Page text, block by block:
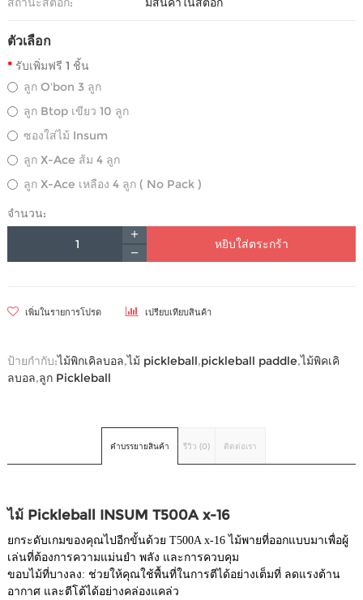
ตัวเลือก
รับเพิ่มฟรี 1 ชิ้น
ลูก O'bon 3 ลูก
ลูก Btop เขียว 10 ลูก
ซองใส่ไม้ Insum
ลูก X-Ace ส้ม 4 ลูก
ลูก X-Ace เหลือง 4 ลูก ( No Pack )
จำนวน:
หยิบใส่ตระกร้า
เพิ่มในรายการโปรด เปรียบเทียบสินค้า
ป้ายกำกับ:ไม้พิกเคิลบอล,ไม้ pickleball,pickleball paddle,ไม้พิคเคิ
ลบอล,ลูก Pickleball
คำบรรยายสินค้า รีวิว (0) ติดต่อเรา
ไม้ Pickleball INSUM T500A x-16
ยกระดับเกมของคุณไปอีกขั้นด้วย T500A x-16 ไม้พายที่ออกแบบมาเพื่อผู้
เล่นที่ต้องการความแม่นยำ พลัง และการควบคุม
ขอบไม้ที่บางลง: ช่วยให้คุณใช้พื้นที่ในการตีได้อย่างเต็มที่ ลดแรงต้าน
อากาศ และตีโต้ได้อย่างคล่องแคล่ว